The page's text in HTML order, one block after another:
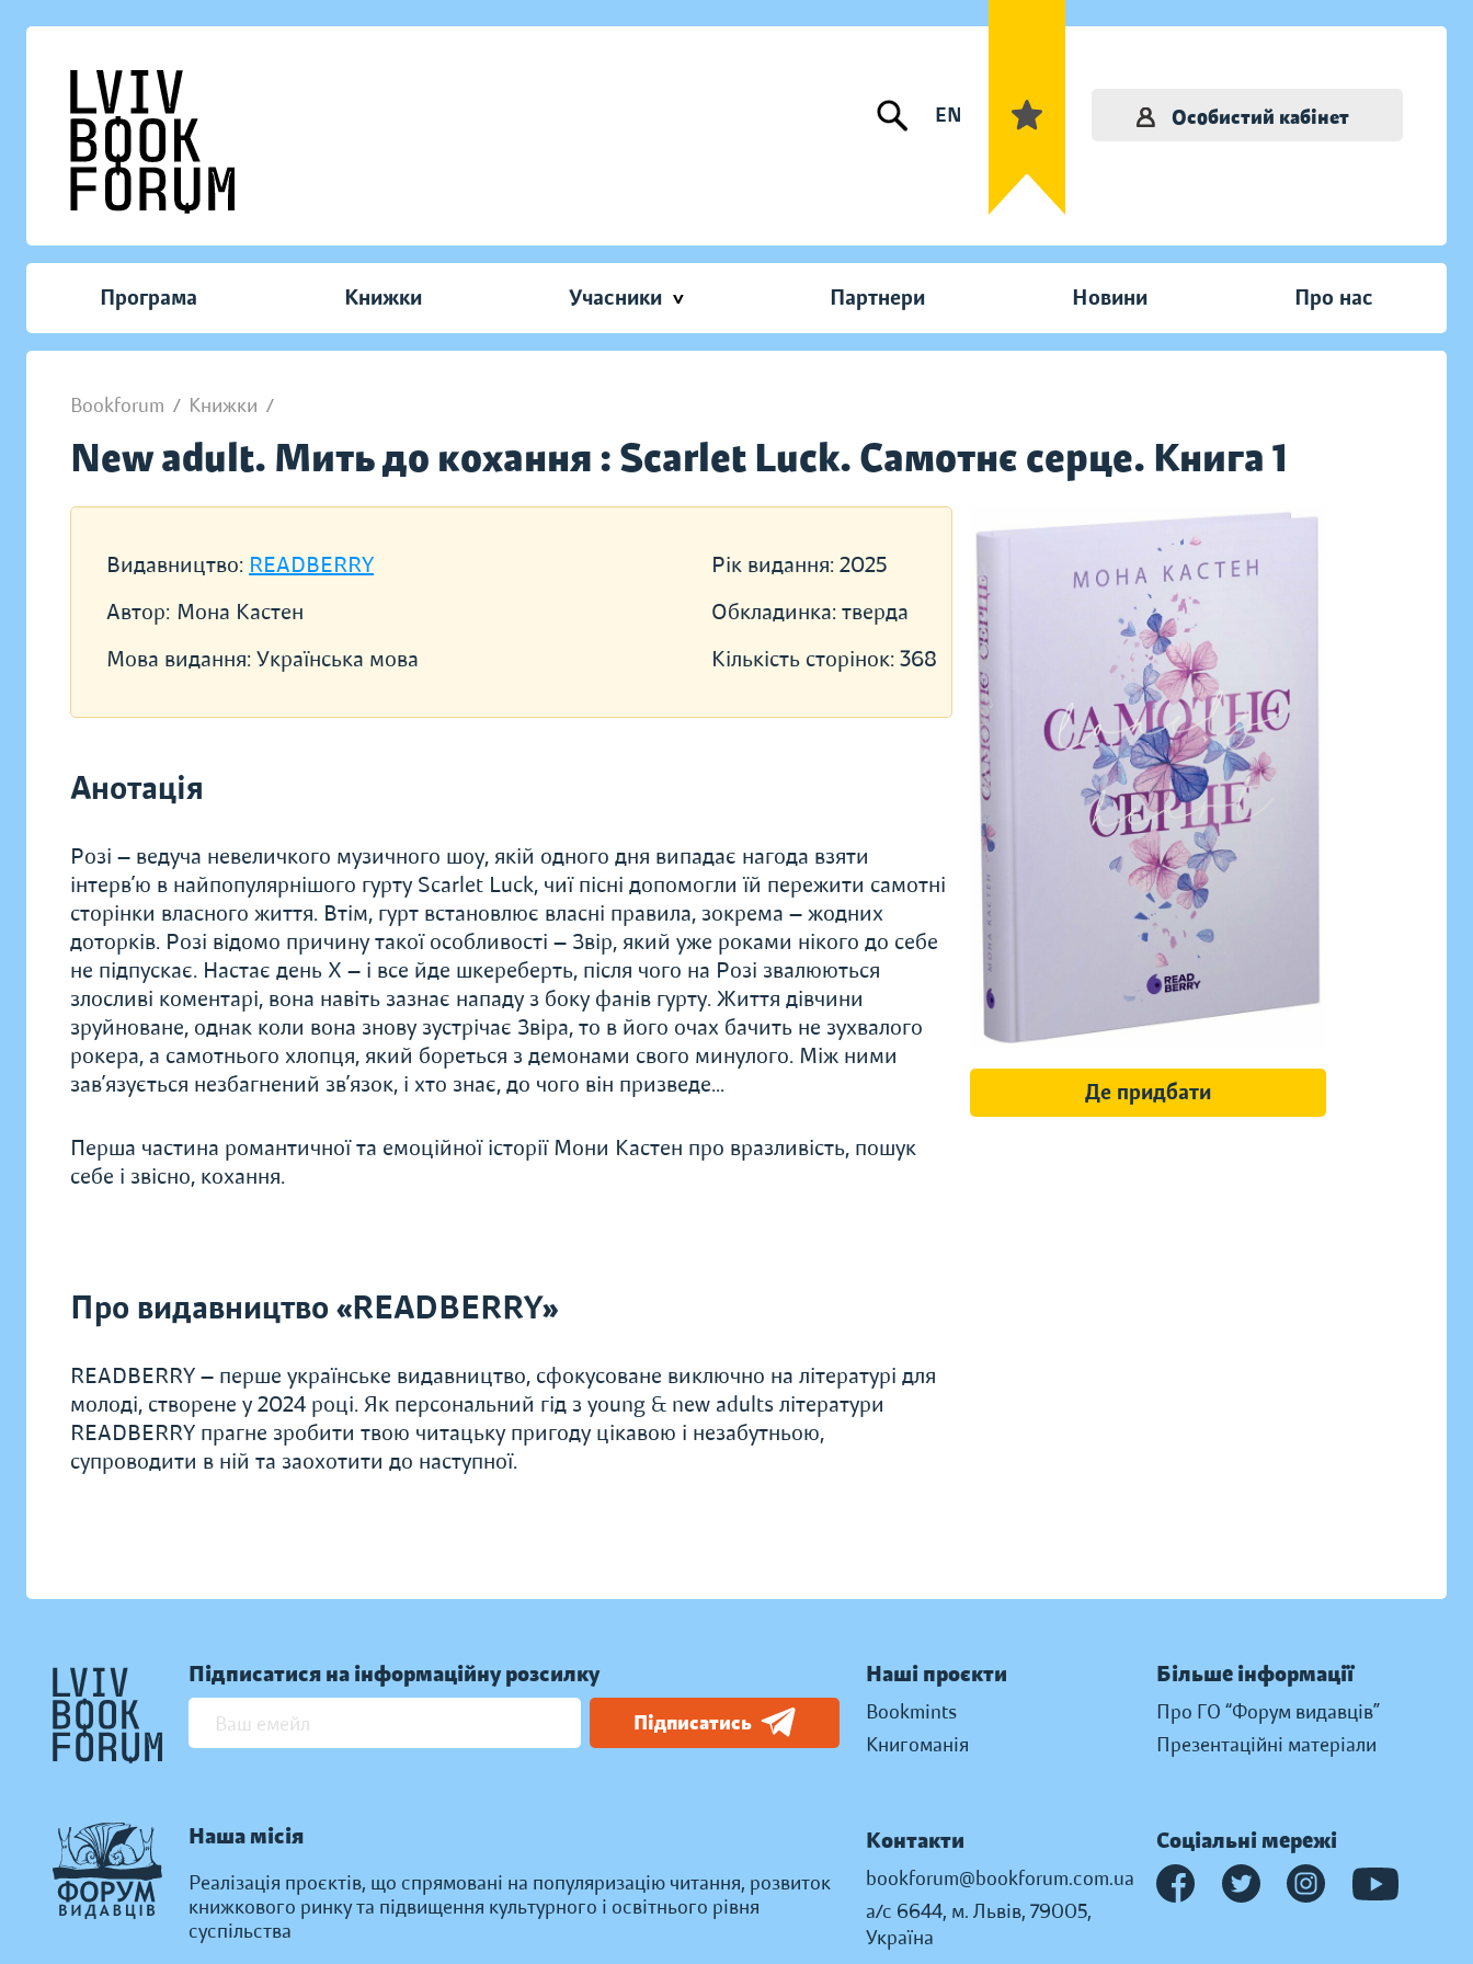
EN Особистий кабінет
Програма Книжки Учасники Партнери Новини Про нас
Bookforum / Книжки /
New adult. Мить до кохання : Scarlet Luck. Самотнє серце. Книга 1
Видавництво: READBERRY
Автор: Мона Кастен
Мова видання: Українська мова
Рік видання: 2025
Обкладинка: тверда
Кількість сторінок: 368
Анотація
Розі — ведуча невеличкого музичного шоу, якій одного дня випадає нагода взяти
інтерв’ю в найпопулярнішого гурту Scarlet Luck, чиї пісні допомогли їй пережити самотні
сторінки власного життя. Втім, гурт встановлює власні правила, зокрема — жодних
доторків. Розі відомо причину такої особливості — Звір, який уже роками нікого до себе
не підпускає. Настає день X — і все йде шкереберть, після чого на Розі звалюються
злосливі коментарі, вона навіть зазнає нападу з боку фанів гурту. Життя дівчини
зруйноване, однак коли вона знову зустрічає Звіра, то в його очах бачить не зухвалого
рокера, а самотнього хлопця, який бореться з демонами свого минулого. Між ними
зав’язується незбагнений зв’язок, і хто знає, до чого він призведе…
Перша частина романтичної та емоційної історії Мони Кастен про вразливість, пошук
себе і звісно, кохання.
Про видавництво «READBERRY»
READBERRY — перше українське видавництво, сфокусоване виключно на літературі для
молоді, створене у 2024 році. Як персональний гід з young & new adults літератури
READBERRY прагне зробити твою читацьку пригоду цікавою і незабутньою,
супроводити в ній та заохотити до наступної.
Де придбати
Підписатися на інформаційну розсилку
Підписатись
Наша місія
Реалізація проєктів, що спрямовані на популяризацію читання, розвиток
книжкового ринку та підвищення культурного і освітнього рівня
суспільства
Наші проєкти
Bookmints
Книгоманія
Більше інформації
Про ГО “Форум видавців”
Презентаційні матеріали
Контакти
bookforum@bookforum.com.ua
а/с 6644, м. Львів, 79005,
Україна
Соціальні мережі